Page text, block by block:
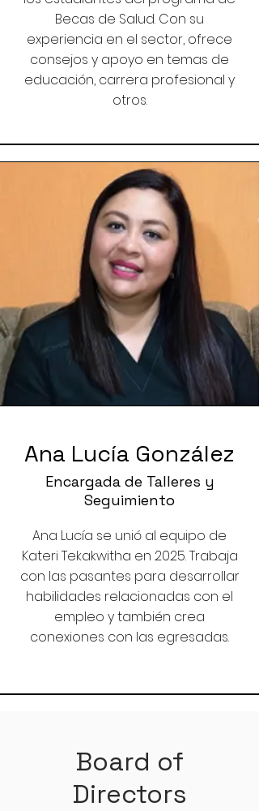
Becas de Salud. Con su
experiencia en el sector, ofrece
consejos y apoyo en temas de
educación, carrera profesional y
otros.
Ana Lucía González
Encargada de Talleres y
Seguimiento
Ana Lucía se unió al equipo de
Kateri Tekakwitha en 2025. Trabaja
con las pasantes para desarrollar
habilidades relacionadas con el
empleo y también crea
conexiones con las egresadas.
Board of
Directors